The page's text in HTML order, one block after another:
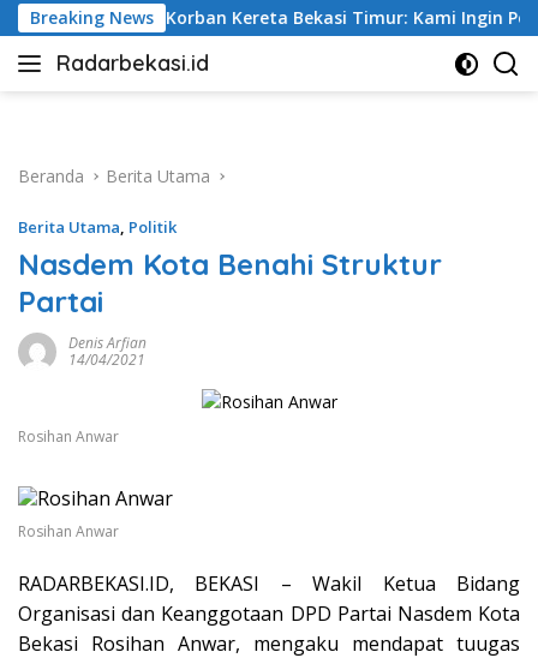
Langsung
ke
konten
Breaking News
Bekasi Timur: Kami Ingin Perbaikan Sistem
Radarbekasi.id
Berita
Beranda
Berita Utama
Berita Utama, Politik
Nasdem Kota Benahi Struktur
Partai
Denis Arfian
14/04/2021
Rosihan Anwar
Rosihan Anwar
RADARBEKASI.ID, BEKASI – Wakil Ketua Bidang
Organisasi dan Keanggotaan DPD Partai Nasdem Kota
Bekasi Rosihan Anwar, mengaku mendapat tuugas